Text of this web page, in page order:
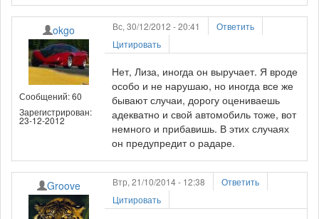
okgo
Сообщений: 60
Зарегистрирован:
23-12-2012
Вс, 30/12/2012 - 20:41
Ответить
Цитировать
Нет, Лиза, иногда он выручает. Я вроде
особо и не нарушаю, но иногда все же
бывают случаи, дорогу оцениваешь
адекватно и свой автомобиль тоже, вот
немного и прибавишь. В этих случаях
он предупредит о радаре.
Groove Втр, 21/10/2014 - 12:38
Ответить
Цитировать